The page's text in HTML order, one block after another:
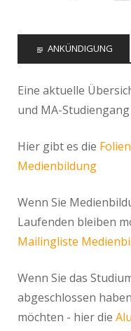
ANKÜNDIGUNG
Eine aktuelle
und MA-
Hier gibt es die
Medienbildung
Wenn Sie
Laufenden bleiben
Mailingliste
Wenn Sie das
abgeschlossen
möchten - hier die